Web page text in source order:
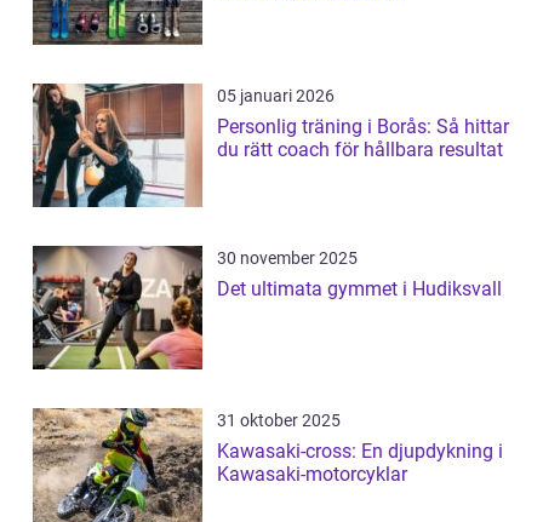
05 januari 2026
Personlig träning i Borås: Så hittar
du rätt coach för hållbara resultat
30 november 2025
Det ultimata gymmet i Hudiksvall
31 oktober 2025
Kawasaki-cross: En djupdykning i
Kawasaki-motorcyklar